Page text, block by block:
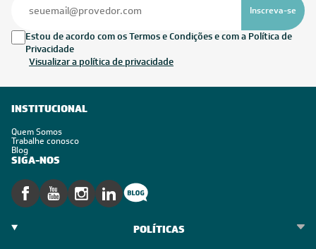
Inscreva-se
Estou de acordo com os Termos e Condições e com a Política de
Privacidade
Visualizar a política de privacidade
INSTITUCIONAL
Quem Somos
Trabalhe conosco
Blog
SIGA-NOS
POLÍTICAS